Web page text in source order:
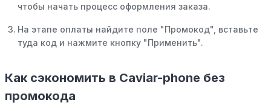
чтобы начать процесс оформления заказа.
На этапе оплаты найдите поле "Промокод", вставьте
туда код и нажмите кнопку "Применить".
Как сэкономить в Caviar-phone без
промокода